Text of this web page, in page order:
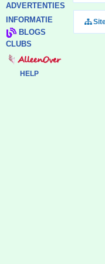
ADVERTENTIES
INFORMATIE
BLOGS
CLUBS
HELP